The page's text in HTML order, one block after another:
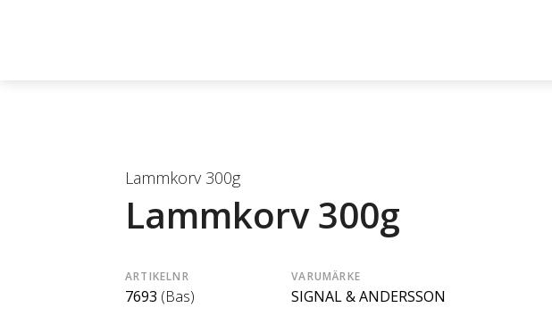
Lammkorv 300g
Lammkorv 300g
ARTIKELNR
7693 (Bas)
VARUMÄRKE
SIGNAL & ANDERSSON